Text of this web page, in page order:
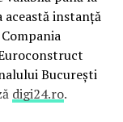
instanţă
Bucureşti
digi24.ro.